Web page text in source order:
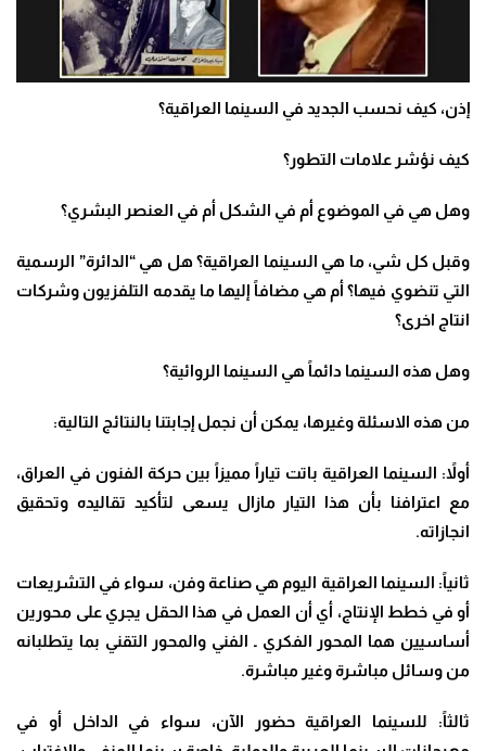
إذن، كيف نحسب الجديد في السينما العراقية؟
كيف نؤشر علامات التطور؟
وهل هي في الموضوع أم في الشكل أم في العنصر البشري؟
وقبل كل شي، ما هي السينما العراقية؟ هل هي “الدائرة” الرسمية
التي تنضوي فيها؟ أم هي مضافاً إليها ما يقدمه التلفزيون وشركات
انتاج اخرى؟
وهل هذه السينما دائماً هي السينما الروائية؟
من هذه الاسئلة وغيرها، يمكن أن نجمل إجابتنا بالنتائج التالية:
أولاً: السينما العراقية باتت تياراً مميزاً بين حركة الفنون في العراق،
مع اعترافنا بأن هذا التيار مازال يسعى لتأكيد تقاليده وتحقيق
انجازاته.
ثانياً: السينما العراقية اليوم هي صناعة وفن، سواء في التشريعات
أو في خطط الإنتاج، أي أن العمل في هذا الحقل يجري على محورين
أساسيين هما المحور الفكري ـ الفني والمحور التقني بما يتطلبانه
من وسائل مباشرة وغير مباشرة.
ثالثاً: للسينما العراقية حضور الآن، سواء في الداخل أو في